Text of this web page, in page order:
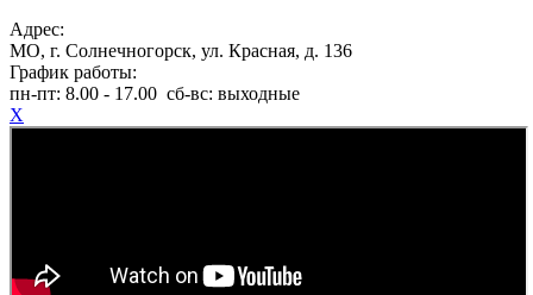
Адрес:
МО, г. Солнечногорск, ул. Красная, д. 136
График работы:
пн-пт: 8.00 - 17.00 сб-вс: выходные
X